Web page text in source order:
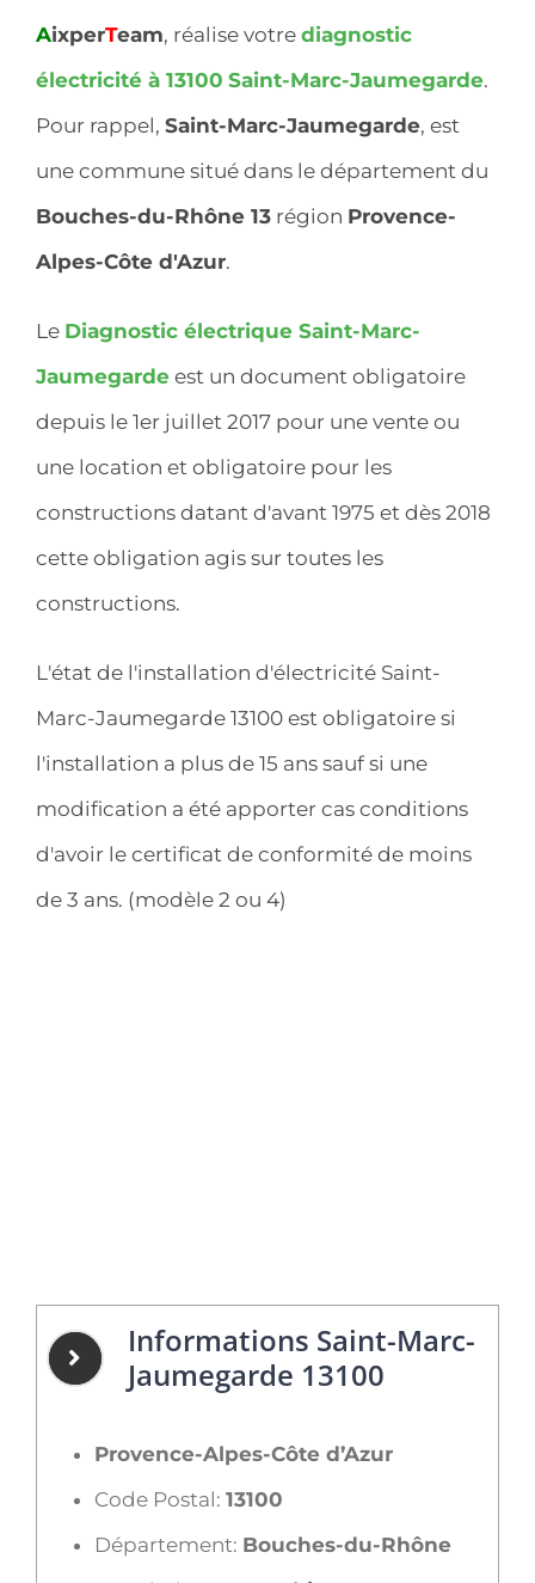
AixperTeam, réalise votre diagnostic
électricité à 13100 Saint-Marc-Jaumegarde.
Pour rappel, Saint-Marc-Jaumegarde, est
une commune situé dans le département du
Bouches-du-Rhône 13 région Provence-
Alpes-Côte d'Azur.
Le Diagnostic électrique Saint-Marc-
Jaumegarde est un document obligatoire
depuis le 1er juillet 2017 pour une vente ou
une location et obligatoire pour les
constructions datant d'avant 1975 et dès 2018
cette obligation agis sur toutes les
constructions.
L'état de l'installation d'électricité Saint-
Marc-Jaumegarde 13100 est obligatoire si
l'installation a plus de 15 ans sauf si une
modification a été apporter cas conditions
d'avoir le certificat de conformité de moins
de 3 ans. (modèle 2 ou 4)
Informations Saint-Marc-
Jaumegarde 13100
Provence-Alpes-Côte d’Azur
Code Postal: 13100
Département: Bouches-du-Rhône